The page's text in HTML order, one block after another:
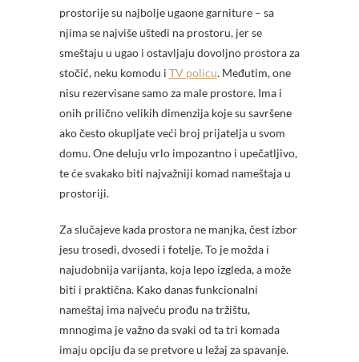
prostorije su najbolje ugaone garniture – sa
njima se najviše uštedi na prostoru, jer se
smeštaju u ugao i ostavljaju dovoljno prostora za
stočić, neku komodu i TV policu. Međutim, one
nisu rezervisane samo za male prostore. Ima i
onih prilično velikih dimenzija koje su savršene
ako često okupljate veći broj prijatelja u svom
domu. One deluju vrlo impozantno i upečatljivo,
te će svakako biti najvažniji komad nameštaja u
prostoriji.
Za slučajeve kada prostora ne manjka, čest izbor
jesu trosedi, dvosedi i fotelje. To je možda i
najudobnija varijanta, koja lepo izgleda, a može
biti i praktična. Kako danas funkcionalni
nameštaj ima najveću prođu na tržištu,
mnnogima je važno da svaki od ta tri komada
imaju opciju da se pretvore u ležaj za spavanje.